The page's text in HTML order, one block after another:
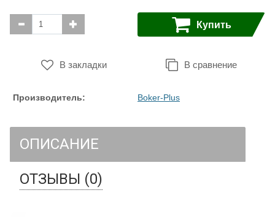
Купить
В закладки В сравнение
Производитель: Boker-Plus
ОПИСАНИЕ
ОТЗЫВЫ (0)